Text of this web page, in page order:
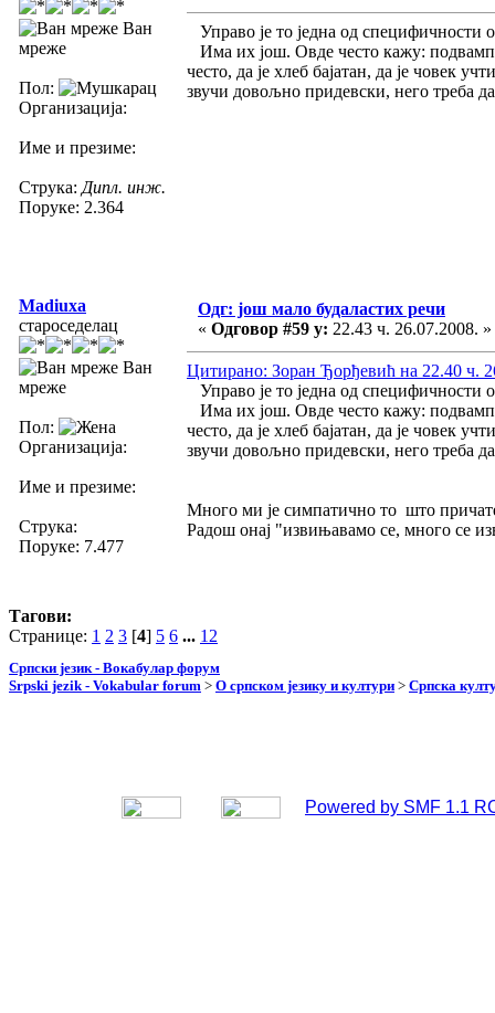
Ван
мреже
Пол:
Организација:
Име и презиме:
Струка: Дипл. инж.
Поруке: 2.364
Управо је то једна од специфичности
Има их још. Овде често кажу:
често, да је хлеб бајатан, да је човек
звучи довољно придевски, него треба
Madiuxa
староседелац
Ван
мреже
Пол:
Организација:
Име и презиме:
Струка:
Поруке: 7.477
Одг: још мало будаластих речи
« Одговор #59 у: 22.43 ч. 26.07.2008. »
Цитирано: Зоран Ђорђевић на 22.40 ч.
Управо је то једна од специфичности
Има их још. Овде често кажу:
често, да је хлеб бајатан, да је човек
звучи довољно придевски, него треба
Много ми је симпатично то што
Радош онај "извињавамо се, много се
Тагови:
Странице: 1 2 3 [4] 5 6 ... 12
Српски језик - Вокабулар форум
Srpski jezik - Vokabular forum > О српском језику и култури > Српска
Powered by SMF 1.1